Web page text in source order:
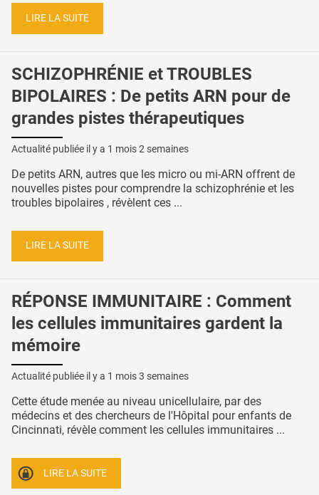
LIRE LA SUITE
SCHIZOPHRÉNIE et TROUBLES
BIPOLAIRES : De petits ARN pour de
grandes pistes thérapeutiques
Actualité publiée il y a 1 mois 2 semaines
De petits ARN, autres que les micro ou mi-ARN offrent de
nouvelles pistes pour comprendre la schizophrénie et les
troubles bipolaires , révèlent ces ...
LIRE LA SUITE
RÉPONSE IMMUNITAIRE : Comment
les cellules immunitaires gardent la
mémoire
Actualité publiée il y a 1 mois 3 semaines
Cette étude menée au niveau unicellulaire, par des
médecins et des chercheurs de l'Hôpital pour enfants de
Cincinnati, révèle comment les cellules immunitaires ...
LIRE LA SUITE